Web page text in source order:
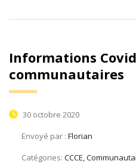
Informations
communautaires
30 octobre 2020
Envoyé par : Florian
Catégories: CCCE,